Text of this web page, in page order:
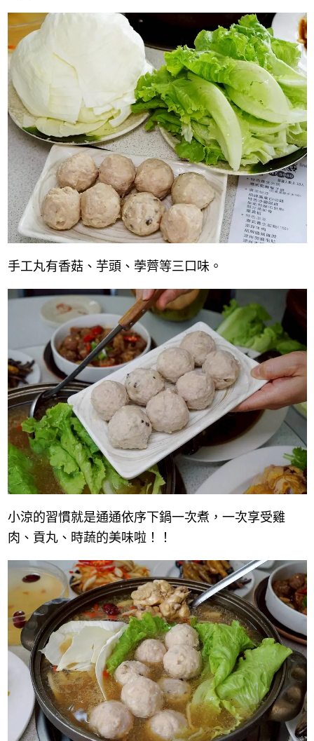
手工丸有香菇、芋頭、荸薺等三口味。
小涼的習慣就是通通依序下鍋一次煮，一次享受雞
肉、貢丸、時蔬的美味啦！！